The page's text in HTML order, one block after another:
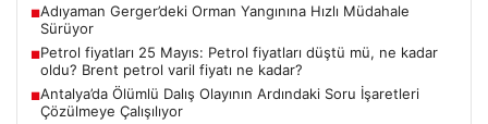
■Adıyaman Gerger’deki Orman Yangınına Hızlı Müdahale
Sürüyor
■Petrol fiyatları 25 Mayıs: Petrol fiyatları düştü mü, ne kadar
oldu? Brent petrol varil fiyatı ne kadar?
■Antalya’da Ölümlü Dalış Olayının Ardındaki Soru İşaretleri
Çözülmeye Çalışılıyor